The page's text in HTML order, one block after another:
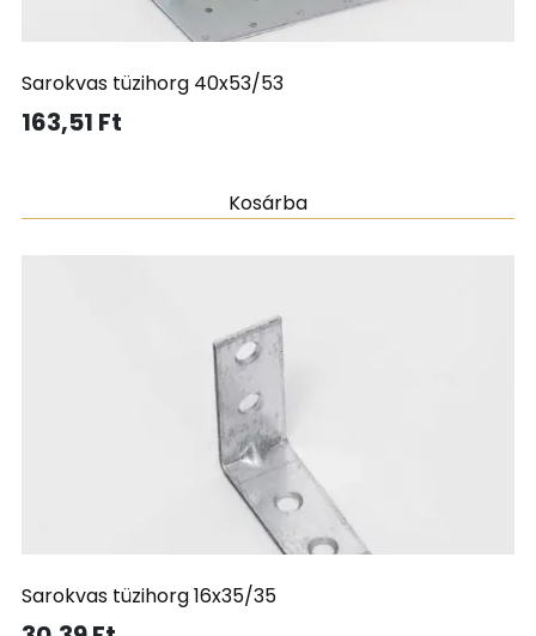
Sarokvas tüzihorg 40x53/53
163,51 Ft
Kosárba
Sarokvas tüzihorg 16x35/35